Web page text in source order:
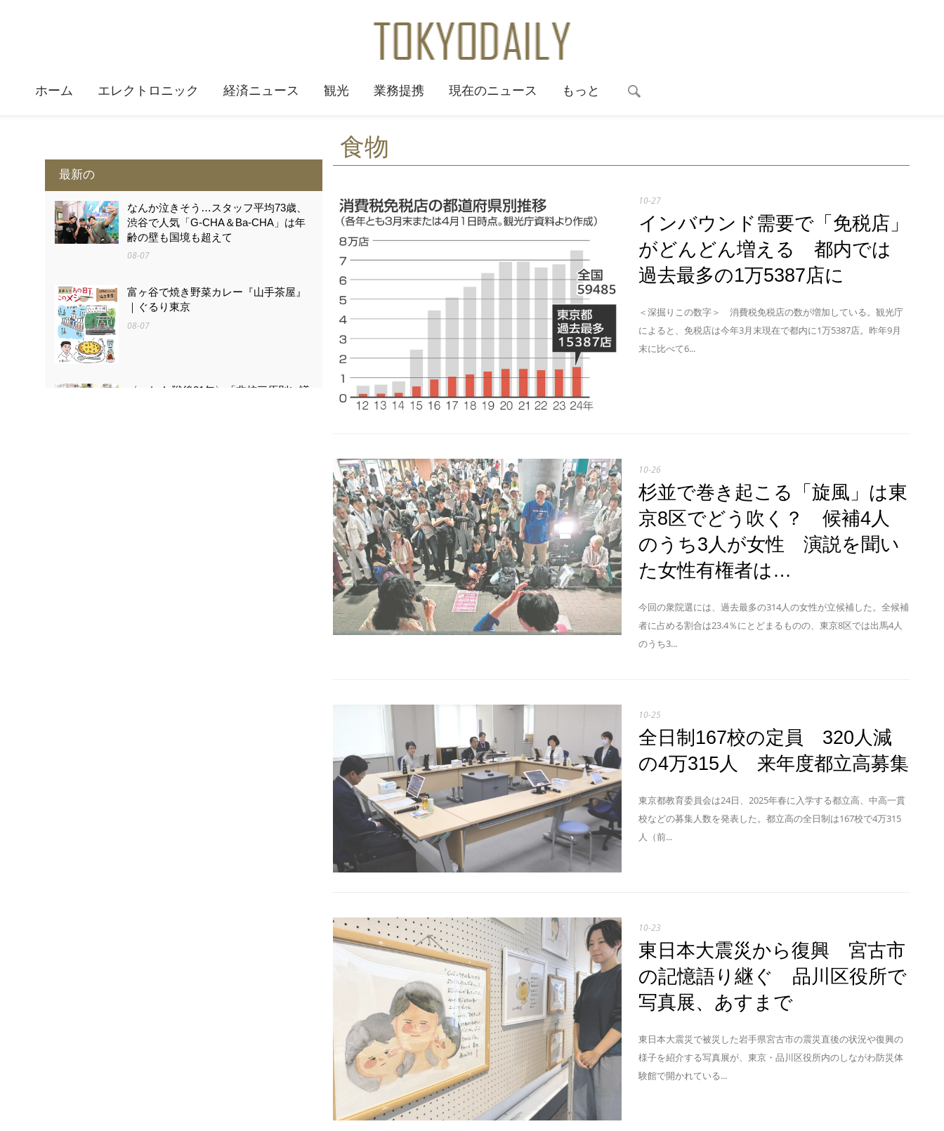
ホーム エレクトロニック 経済ニュース 観光 業務提携 現在のニュース もっと
最新の
なんか泣きそう…スタッフ平均73歳、
渋谷で人気「G-CHA＆Ba-CHA」は年
齢の壁も国境も超えて
08-07
富ヶ谷で焼き野菜カレー『山手茶屋』
｜ぐるり東京
08-07
〈つなぐ 戦後81年〉「非核三原則に議
食物
10-27
インバウンド需要で「免税店」
がどんどん増える 都内では
過去最多の1万5387店に
＜深掘りこの数字＞ 消費税免税店の数が増加している。観光庁
によると、免税店は今年3月末現在で都内に1万5387店。昨年9月
末に比べて6...
10-26
杉並で巻き起こる「旋風」は東
京8区でどう吹く？ 候補4人
のうち3人が女性 演説を聞い
た女性有権者は…
今回の衆院選には、過去最多の314人の女性が立候補した。全候補
者に占める割合は23.4％にとどまるものの、東京8区では出馬4人
のうち3...
10-25
全日制167校の定員 320人減
の4万315人 来年度都立高募集
東京都教育委員会は24日、2025年春に入学する都立高、中高一貫
校などの募集人数を発表した。都立高の全日制は167校で4万315
人（前...
10-23
東日本大震災から復興 宮古市
の記憶語り継ぐ 品川区役所で
写真展、あすまで
東日本大震災で被災した岩手県宮古市の震災直後の状況や復興の
様子を紹介する写真展が、東京・品川区役所内のしながわ防災体
験館で開かれている...